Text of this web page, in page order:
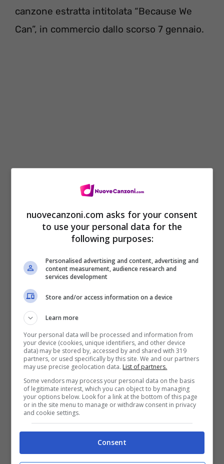
canzone estratta intitolata “Because We
Can”, in commercio dallo scorso 7 gennaio.
Ecco la lista di tutte le canzoni che
compongono l’opera, che potrebbe ancora
non essere definitiva.
Tracklist What About Now – Bon Jovi
“Because We Can”testo e traduzione
Video ufficiale
“I’m With You”
nuovecanzoni.com asks for your consent
to use your personal data for the
following purposes:
Personalised advertising and content, advertising and
content measurement, audience research and
services development
Store and/or access information on a device
Learn more
Your personal data will be processed and information from
your device (cookies, unique identifiers, and other device
data) may be stored by, accessed by and shared with 319
partners, or used specifically by this site. We and our partners
may use precise geolocation data. List of partners.
Some vendors may process your personal data on the basis
of legitimate interest, which you can object to by managing
your options below. Look for a link at the bottom of this page
or in the site menu to manage or withdraw consent in privacy
and cookie settings.
Consent